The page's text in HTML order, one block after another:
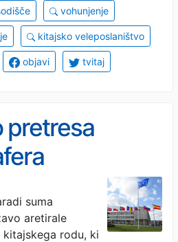
vohunjenje
kitajsko veleposlaništvo
objavi tvitaj
pretresa
suma
aretirale
rodu, ki